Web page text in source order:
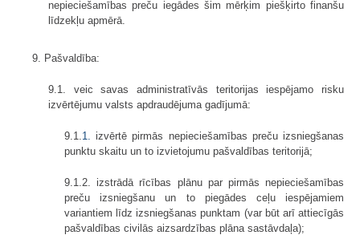
nepieciešamības preču iegādes šim mērķim piešķirto finanšu
līdzekļu apmērā.
9. Pašvaldība:
9.1. veic savas administratīvās teritorijas iespējamo risku
izvērtējumu valsts apdraudējuma gadījumā:
9.1. 1.izvērtē pirmās nepieciešamības preču izsniegšanas
punktu skaitu un to izvietojumu pašvaldības teritorijā;
9.1.2. izstrādā rīcības plānu par pirmās nepieciešamības
preču izsniegšanu un to piegādes ceļu iespējamiem
variantiem līdz izsniegšanas punktam (var būt arī attiecīgās
pašvaldības civilās aizsardzības plāna sastāvdaļa);